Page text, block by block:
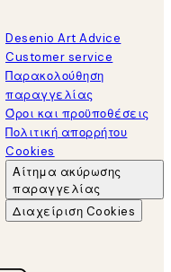
Desenio Art Advice
Customer service
Παρακολούθηση
παραγγελίας
Όροι και προϋποθέσεις
Πολιτική απορρήτου
Cookies
Αίτημα ακύρωσης
παραγγελίας
Διαχείριση Cookies